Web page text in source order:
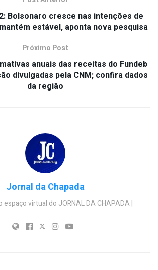
Bolsonaro cresce nas intenções de
estável, aponta nova pesquisa
Próximo Post
anuais das receitas do Fundeb
divulgadas pela CNM; confira dados
da região
Jornal da Chapada
espaço virtual do JORNAL DA CHAPADA |